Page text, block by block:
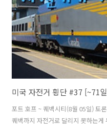
포트 호프 ~ 퀘백시티(8월 05일) 토
퀘백까지 자전거로 달리지 못하는